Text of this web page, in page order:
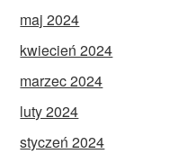
maj 2024
kwiecień 2024
marzec 2024
luty 2024
styczeń 2024